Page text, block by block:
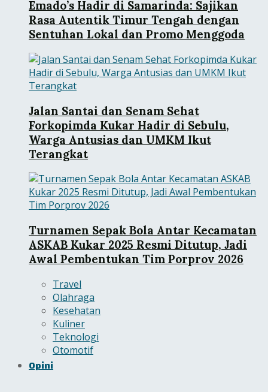
Emado’s Hadir di Samarinda: Sajikan
Rasa Autentik Timur Tengah dengan
Sentuhan Lokal dan Promo Menggoda
Jalan Santai dan Senam Sehat
Forkopimda Kukar Hadir di Sebulu,
Warga Antusias dan UMKM Ikut
Terangkat
Turnamen Sepak Bola Antar Kecamatan
ASKAB Kukar 2025 Resmi Ditutup, Jadi
Awal Pembentukan Tim Porprov 2026
Travel
Olahraga
Kesehatan
Kuliner
Teknologi
Otomotif
Opini